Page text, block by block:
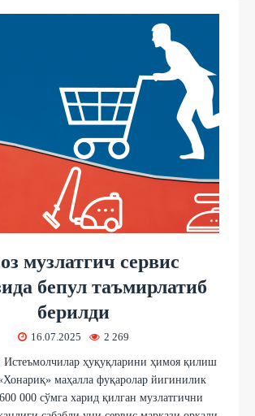
музлатгич сервис
бепул таъмирлатиб
берилди
16.07.2025 2 269
ҳуқуқларини ҳимоя қилиш
маҳалла фуқаролар йигинилик
000 сўмга харид қилган музлатгични